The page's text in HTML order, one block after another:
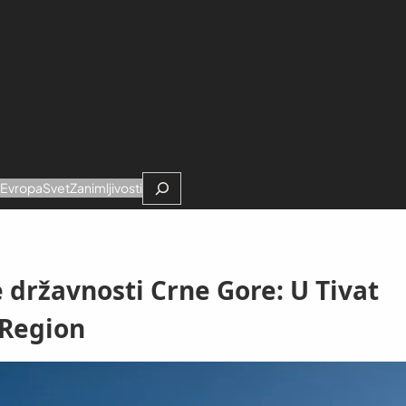
EvropaSvetZanimljivostiSearch
Crne Gore: U Tivat